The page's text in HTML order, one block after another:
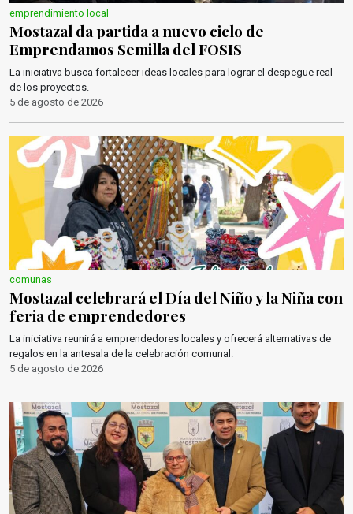
emprendimiento local
Mostazal da partida a nuevo ciclo de
Emprendamos Semilla del FOSIS
La iniciativa busca fortalecer ideas locales para lograr el despegue real
de los proyectos.
5 de agosto de 2026
comunas
Mostazal celebrará el Día del Niño y la Niña con
feria de emprendedores
La iniciativa reunirá a emprendedores locales y ofrecerá alternativas de
regalos en la antesala de la celebración comunal.
5 de agosto de 2026